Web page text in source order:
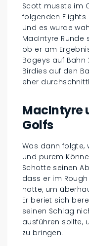
Scott musste im
folgenden Flights
Und es wurde
MacIntyre Runde
ob er am
Bogeys auf Bahn
Birdies auf den
eher
MacIntyre
Golfs
Was dann folgte,
und purem
Schotte seinen
dass er im
hatte, um
Er beriet sich
seinen Schlag
ausführen sollte,
zu bringen.